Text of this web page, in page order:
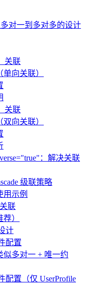
对一到多对多的设计
关联
向关联）
关联
向关联）
：解决关联
级联策略
用示例
联
）
计
配置
似多对一 + 唯一约
配置（仅 UserProfile